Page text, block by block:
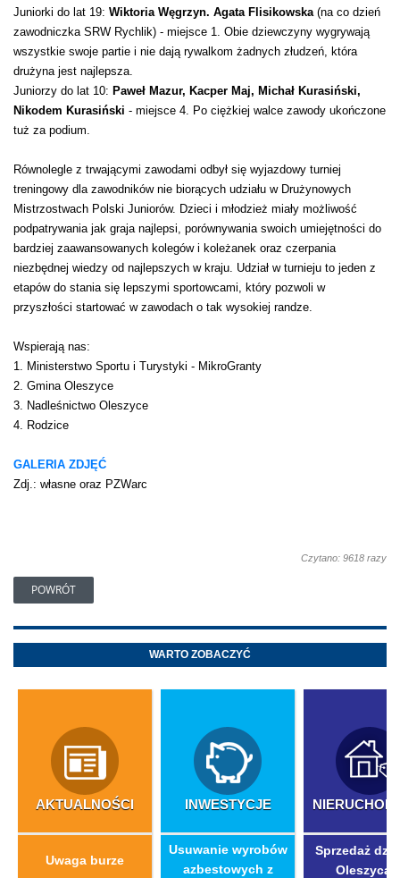
Juniorki do lat 19: Wiktoria Węgrzyn. Agata Flisikowska(na co dzień
zawodniczka SRW Rychlik) - miejsce 1. Obie dziewczyny wygrywają
wszystkie swoje partie i nie dają rywalkom żadnych złudzeń, która
drużyna jest najlepsza.
Juniorzy do lat 10: Paweł Mazur, Kacper Maj, Michał Kurasiński,
Nikodem Kurasiński - miejsce 4. Po ciężkiej walce zawody ukończone
tuż za podium.
Równolegle z trwającymi zawodami odbył się wyjazdowy turniej
treningowy dla zawodników nie biorących udziału w Drużynowych
Mistrzostwach Polski Juniorów. Dzieci i młodzież miały możliwość
podpatrywania jak graja najlepsi, porównywania swoich umiejętności do
bardziej zaawansowanych kolegów i koleżanek oraz czerpania
niezbędnej wiedzy od najlepszych w kraju. Udział w turnieju to jeden z
etapów do stania się lepszymi sportowcami, który pozwoli w
przyszłości startować w zawodach o tak wysokiej randze.
Wspierają nas:
1. Ministerstwo Sportu i Turystyki - MikroGranty
2. Gmina Oleszyce
3. Nadleśnictwo Oleszyce
4. Rodzice
GALERIA ZDJĘĆ
Zdj.: własne oraz PZWarc
Czytano: 9618 razy
POWRÓT
WARTO ZOBACZYĆ
AKTUALNOŚCI
Uwaga burze
INWESTYCJE
​Usuwanie wyrobów
azbestowych z
Sprzedaż